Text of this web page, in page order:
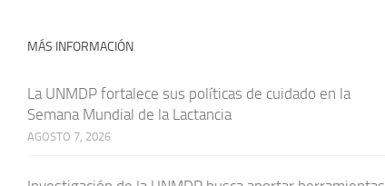
MÁS INFORMACIÓN
La UNMDP fortalece sus políticas de cuidado en la
Semana Mundial de la Lactancia
AGOSTO 7, 2026